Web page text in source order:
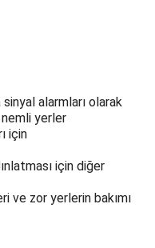
Güçlü Tempered
dayanıklılıklı
camın
geçirmez koruması,
sinyal alarmları olarak
yerler